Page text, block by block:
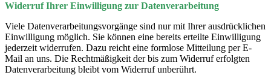
Widerruf Ihrer Einwilligung zur Datenverarbeitung
Viele Datenverarbeitungsvorgänge sind nur mit Ihrer ausdrücklichen
Einwilligung möglich. Sie können eine bereits erteilte Einwilligung
jederzeit widerrufen. Dazu reicht eine formlose Mitteilung per E-
Mail an uns. Die Rechtmäßigkeit der bis zum Widerruf erfolgten
Datenverarbeitung bleibt vom Widerruf unberührt.